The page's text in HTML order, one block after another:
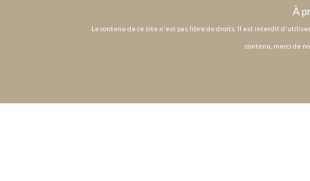
À
Le contenu de ce site n'est pas libre de droits. Il est interdit
contenu, merci de